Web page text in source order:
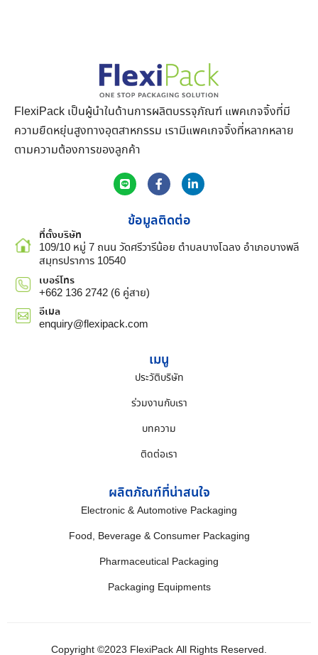
FlexiPack เป็นผู้นำในด้านการผลิตบรรจุภัณฑ์ แพคเกจจิ้งที่มี
ความยืดหยุ่นสูงทางอุตสาหกรรม เรามีแพคเกจจิ้งที่หลากหลาย
ตามความต้องการของลูกค้า
ข้อมูลติดต่อ
ที่ตั้งบริษัท
109/10 หมู่ 7 ถนน วัดศรีวารีน้อย ตำบลบางโฉลง อำเภอบางพลี
สมุทรปราการ 10540
เบอร์โทร
+662 136 2742 (6 คู่สาย)
อีเมล
enquiry@flexipack.com
เมนู
ประวัติบริษัท
ร่วมงานกับเรา
บทความ
ติดต่อเรา
ผลิตภัณฑ์ที่น่าสนใจ
Electronic & Automotive Packaging
Food, Beverage & Consumer Packaging
Pharmaceutical Packaging
Packaging Equipments
Copyright ©2023 FlexiPack All Rights Reserved.